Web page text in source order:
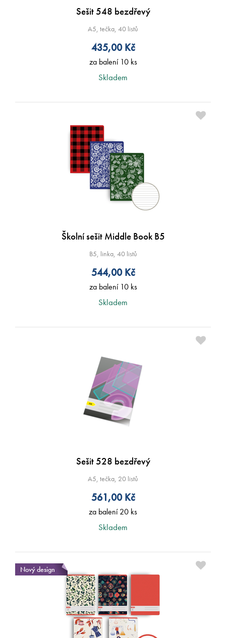
Sešit 548 bezdřevý
A5, tečka, 40 listů
435,00Kč
za balení 10 ks
Skladem
Školní sešit Middle Book B5
B5, linka, 40 listů
544,00Kč
za balení 10 ks
Skladem
Sešit 528 bezdřevý
A5, tečka, 20 listů
561,00Kč
za balení 20 ks
Skladem
Nový design